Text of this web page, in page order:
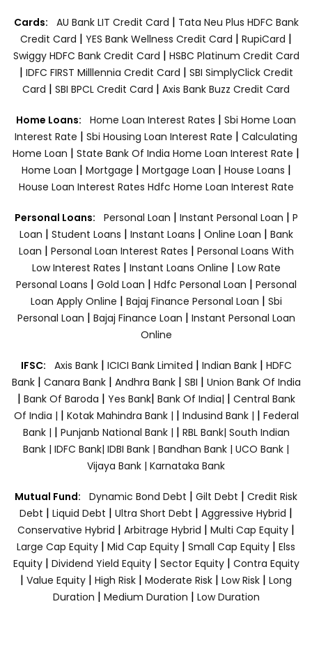
Cards: AU Bank LIT Credit Card | Tata Neu Plus HDFC Bank
Credit Card | YES Bank Wellness Credit Card | RupiCard |
Swiggy HDFC Bank Credit Card | HSBC Platinum Credit Card
| IDFC FIRST Milllennia Credit Card | SBI SimplyClick Credit
Card | SBI BPCL Credit Card | Axis Bank Buzz Credit Card
Home Loans: Home Loan Interest Rates | Sbi Home Loan
Interest Rate | Sbi Housing Loan Interest Rate | Calculating
Home Loan | State Bank Of India Home Loan Interest Rate |
Home Loan | Mortgage | Mortgage Loan | House Loans |
House Loan Interest Rates Hdfc Home Loan Interest Rate
Personal Loans: Personal Loan | Instant Personal Loan | P
Loan | Student Loans | Instant Loans | Online Loan | Bank
Loan | Personal Loan Interest Rates | Personal Loans With
Low Interest Rates | Instant Loans Online | Low Rate
Personal Loans | Gold Loan | Hdfc Personal Loan | Personal
Loan Apply Online | Bajaj Finance Personal Loan | Sbi
Personal Loan | Bajaj Finance Loan | Instant Personal Loan
Online
IFSC: Axis Bank | ICICI Bank Limited | Indian Bank | HDFC
Bank| Canara Bank | Andhra Bank| SBI | Union Bank Of India
| Bank Of Baroda | Yes Bank| Bank Of India| | Central Bank
Of India | | Kotak Mahindra Bank | | Indusind Bank | | Federal
Bank | | Punjanb National Bank | | RBL Bank| South Indian
Bank | IDFC Bank| IDBI Bank | Bandhan Bank | UCO Bank |
Vijaya Bank | Karnataka Bank
Mutual Fund: Dynamic Bond Debt | Gilt Debt | Credit Risk
Debt | Liquid Debt | Ultra Short Debt | Aggressive Hybrid |
Conservative Hybrid | Arbitrage Hybrid | Multi Cap Equity |
Large Cap Equity | Mid Cap Equity | Small Cap Equity | Elss
Equity| Dividend Yield Equity| Sector Equity | Contra Equity
| Value Equity | High Risk | Moderate Risk | Low Risk | Long
Duration | Medium Duration | Low Duration